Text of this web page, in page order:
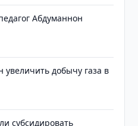
Абдуманнон
увеличить добычу газа в
субсидировать